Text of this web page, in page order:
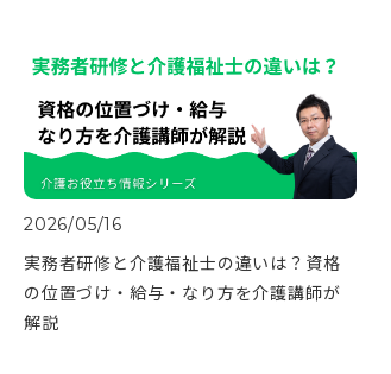
2026/05/16
実務者研修と介護福祉士の違いは？資格
の位置づけ・給与・なり方を介護講師が
解説